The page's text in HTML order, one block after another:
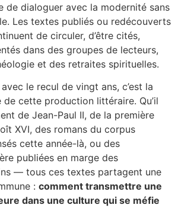
de dialoguer avec la modernité sans
Les textes publiés ou redécouverts
de circuler, d’être cités,
dans des groupes de lecteurs,
et des retraites spirituelles.
le recul de vingt ans, c’est la
de cette production littéraire. Qu’il
de Jean-Paul II, de la première
XVI, des romans du corpus
cette année-là, ou des
publiées en marge des
— tous ces textes partagent une
: comment transmettre une
dans une culture qui se méfie